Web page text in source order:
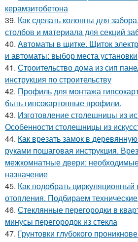
керамзитобетона
39. Как сделать колонны для
столбов и материала для секций
40. Автоматы в щитке. Щиток
и автоматы: выбор места установки
41. Строительство дома из сип
инструкция по строительству
42. Профиль для монтажа
быть гипсокартонные профили.
43. Изготовление столешницы из
Особенности столешницы из
44. Как врезать замок в
руками пошаговая инструкция.
межкомнатные двери:
назначение
45. Как подобрать
отопления. Подбираем технические
46. Стеклянные перегородки в
минусы перегородок из стекла
47. Грунтовки глубокого